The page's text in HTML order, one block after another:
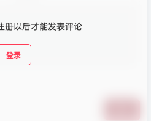
册以后才能发表评论
登录